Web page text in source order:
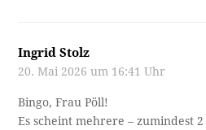
Ingrid Stolz
20. Mai 2026 um 16:41 Uhr
Bingo, Frau Pöll!
Es scheint mehrere – zumindest